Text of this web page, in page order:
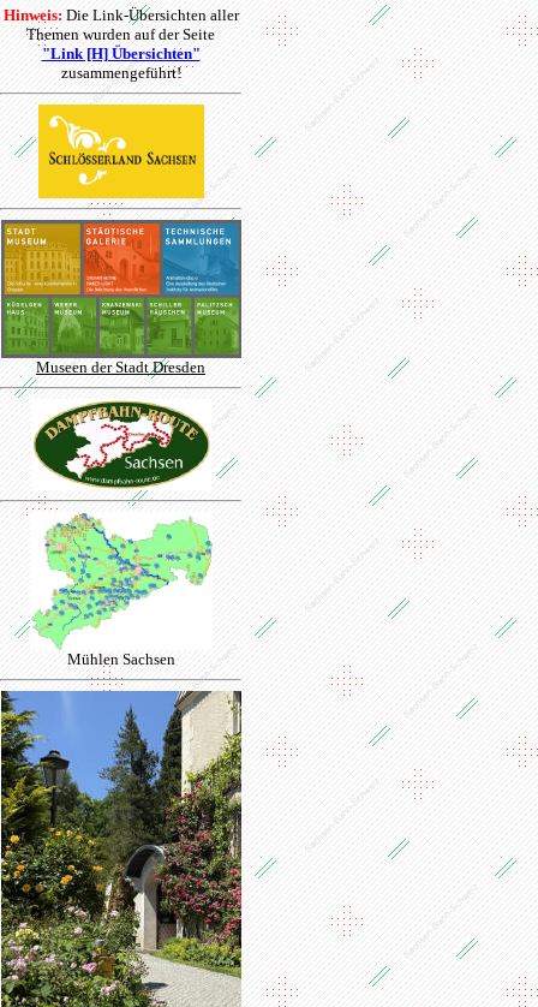
Hinweis: Die Link-Übersichten aller
Themen wurden auf der Seite
"Link [H] Übersichten"
zusammengeführt!
Museen der Stadt Dresden
Mühlen Sachsen